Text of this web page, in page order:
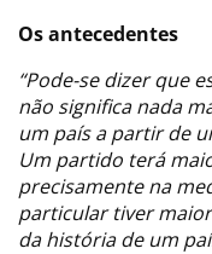
Os antecedentes
“Pode-se dizer que
não significa nada
um país a partir de
Um partido terá
precisamente na
particular tiver
da história de um